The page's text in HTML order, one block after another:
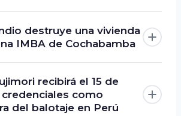
destruye una vivienda
IMBA de Cochabamba
recibirá el 15 de
credenciales como
del balotaje en Perú